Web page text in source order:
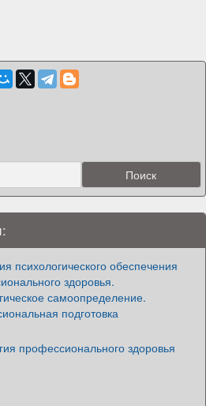
психологического обеспечения
здоровья.
самоопределение.
подготовка
профессионального здоровья